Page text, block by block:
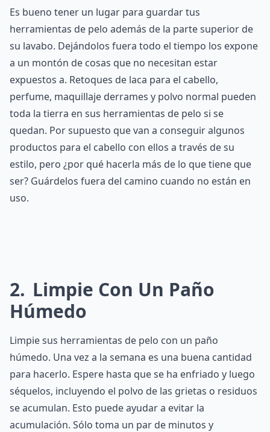
Es bueno tener un lugar para guardar tus
herramientas de pelo además de la parte superior de
su lavabo. Dejándolos fuera todo el tiempo los expone
a un montón de cosas que no necesitan estar
expuestos a. Retoques de laca para el cabello,
perfume, maquillaje derrames y polvo normal pueden
toda la tierra en sus herramientas de pelo si se
quedan. Por supuesto que van a conseguir algunos
productos para el cabello con ellos a través de su
estilo, pero ¿por qué hacerla más de lo que tiene que
ser? Guárdelos fuera del camino cuando no están en
uso.
2 Limpie Con Un Paño
Húmedo
Limpie sus herramientas de pelo con un paño
húmedo. Una vez a la semana es una buena cantidad
para hacerlo. Espere hasta que se ha enfriado y luego
séquelos, incluyendo el polvo de las grietas o residuos
se acumulan. Esto puede ayudar a evitar la
acumulación. Sólo toma un par de minutos y